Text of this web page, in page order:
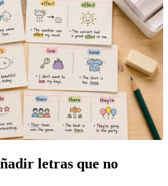
letras que no